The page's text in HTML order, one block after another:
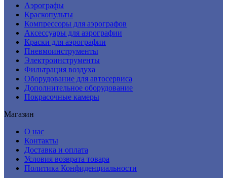
Аэрографы
Краскопульты
Компрессоры для аэрографов
Аксессуары для аэрографии
Краски для аэрографии
Пневмоинструменты
Электроинструменты
Фильтрация воздуха
Оборудование для автосервиса
Дополнительное оборудование
Покрасочные камеры
Магазин
О нас
Контакты
Доставка и оплата
Условия возврата товара
Политика Конфиденциальности